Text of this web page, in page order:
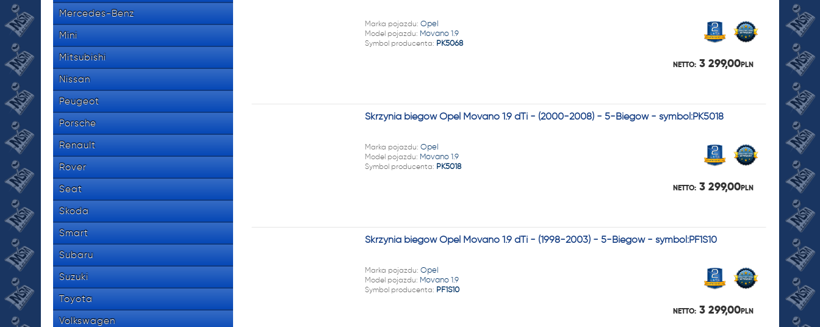
Mercedes-Benz
Mini
Mitsubishi
Nissan
Peugeot
Porsche
Renault
Rover
Seat
Skoda
Smart
Subaru
Suzuki
Toyota
Volkswagen
Marka pojazdu: Opel
Model pojazdu: Movano 1.9
Symbol producenta: PK5068
NETTO: 3 299,00PLN
Skrzynia biegów Opel Movano 1.9 dTi - (2000-2008) - 5-Biegów - symbol:PK5018
Marka pojazdu: Opel
Model pojazdu: Movano 1.9
Symbol producenta: PK5018
NETTO: 3 299,00PLN
Skrzynia biegów Opel Movano 1.9 dTi - (1998-2003) - 5-Biegów - symbol:PF1S10
Marka pojazdu: Opel
Model pojazdu: Movano 1.9
Symbol producenta: PF1S10
NETTO: 3 299,00PLN